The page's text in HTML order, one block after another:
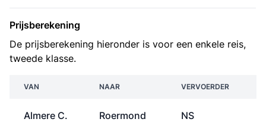
Prijsberekening
De prijsberekening hieronder is voor een enkele reis,
tweede klasse.
VAN NAAR VERVOERDER
Almere C. Roermond NS